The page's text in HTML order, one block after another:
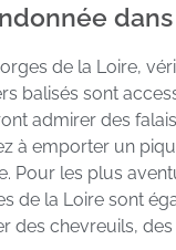
de la Loire,
balisés sont
admirer des
à emporter un
Pour les plus
de la Loire sont
des chevreuils,